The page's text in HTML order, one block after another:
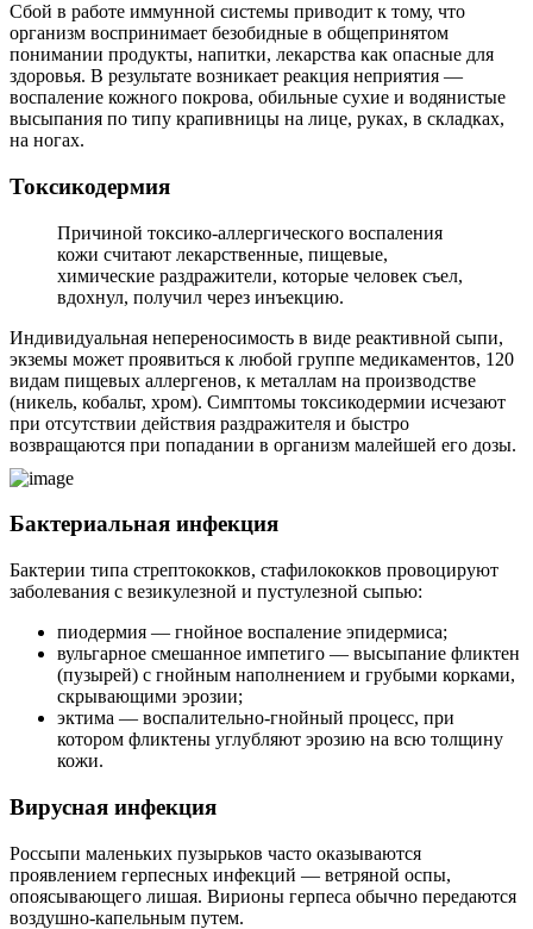
Сбой в работе иммунной системы приводит к тому, что
организм воспринимает безобидные в общепринятом
понимании продукты, напитки, лекарства как опасные для
здоровья. В результате возникает реакция неприятия —
воспаление кожного покрова, обильные сухие и водянистые
высыпания по типу крапивницы на лице, руках, в складках,
на ногах.
Токсикодермия
Причиной токсико-аллергического воспаления
кожи считают лекарственные, пищевые,
химические раздражители, которые человек съел,
вдохнул, получил через инъекцию.
Индивидуальная непереносимость в виде реактивной сыпи,
экземы может проявиться к любой группе медикаментов, 120
видам пищевых аллергенов, к металлам на производстве
(никель, кобальт, хром). Симптомы токсикодермии исчезают
при отсутствии действия раздражителя и быстро
возвращаются при попадании в организм малейшей его дозы.
Бактериальная инфекция
Бактерии типа стрептококков, стафилококков провоцируют
заболевания с везикулезной и пустулезной сыпью:
пиодермия — гнойное воспаление эпидермиса;
вульгарное смешанное импетиго — высыпание фликтен
(пузырей) с гнойным наполнением и грубыми корками,
скрывающими эрозии;
эктима — воспалительно-гнойный процесс, при
котором фликтены углубляют эрозию на всю толщину
кожи.
Вирусная инфекция
Россыпи маленьких пузырьков часто оказываются
проявлением герпесных инфекций — ветряной оспы,
опоясывающего лишая. Вирионы герпеса обычно передаются
воздушно-капельным путем.